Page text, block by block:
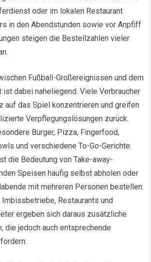
oder im lokalen Restaurant
in den Abendstunden sowie vor Anpfiff
steigen die Bestellzahlen vieler
Fußball-Großereignissen und dem
dabei naheliegend. Viele Verbraucher
auf das Spiel konzentrieren und greifen
Verpflegungslösungen zurück.
Burger, Pizza, Fingerfood,
und verschiedene To-Go-Gerichte.
die Bedeutung von Take-away-
Speisen häufig selbst abholen oder
mit mehreren Personen bestellen.
Restaurants und
ergeben sich daraus zusätzliche
die jedoch auch entsprechende